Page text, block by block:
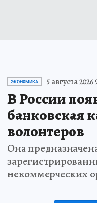
ЭКОНОМИКА 5 августа 2026
В России
банковская
волонтеров
Она
некоммерческих